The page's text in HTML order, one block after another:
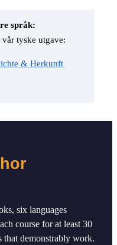
språk:
tyske utgave:
& Herkunft
six languages
course for at least 30
that demonstrably work.